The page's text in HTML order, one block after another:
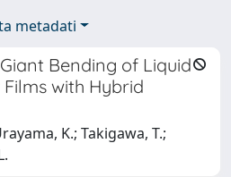
metadati
Bending of Liquid
with Hybrid
K.; Takigawa, T.;